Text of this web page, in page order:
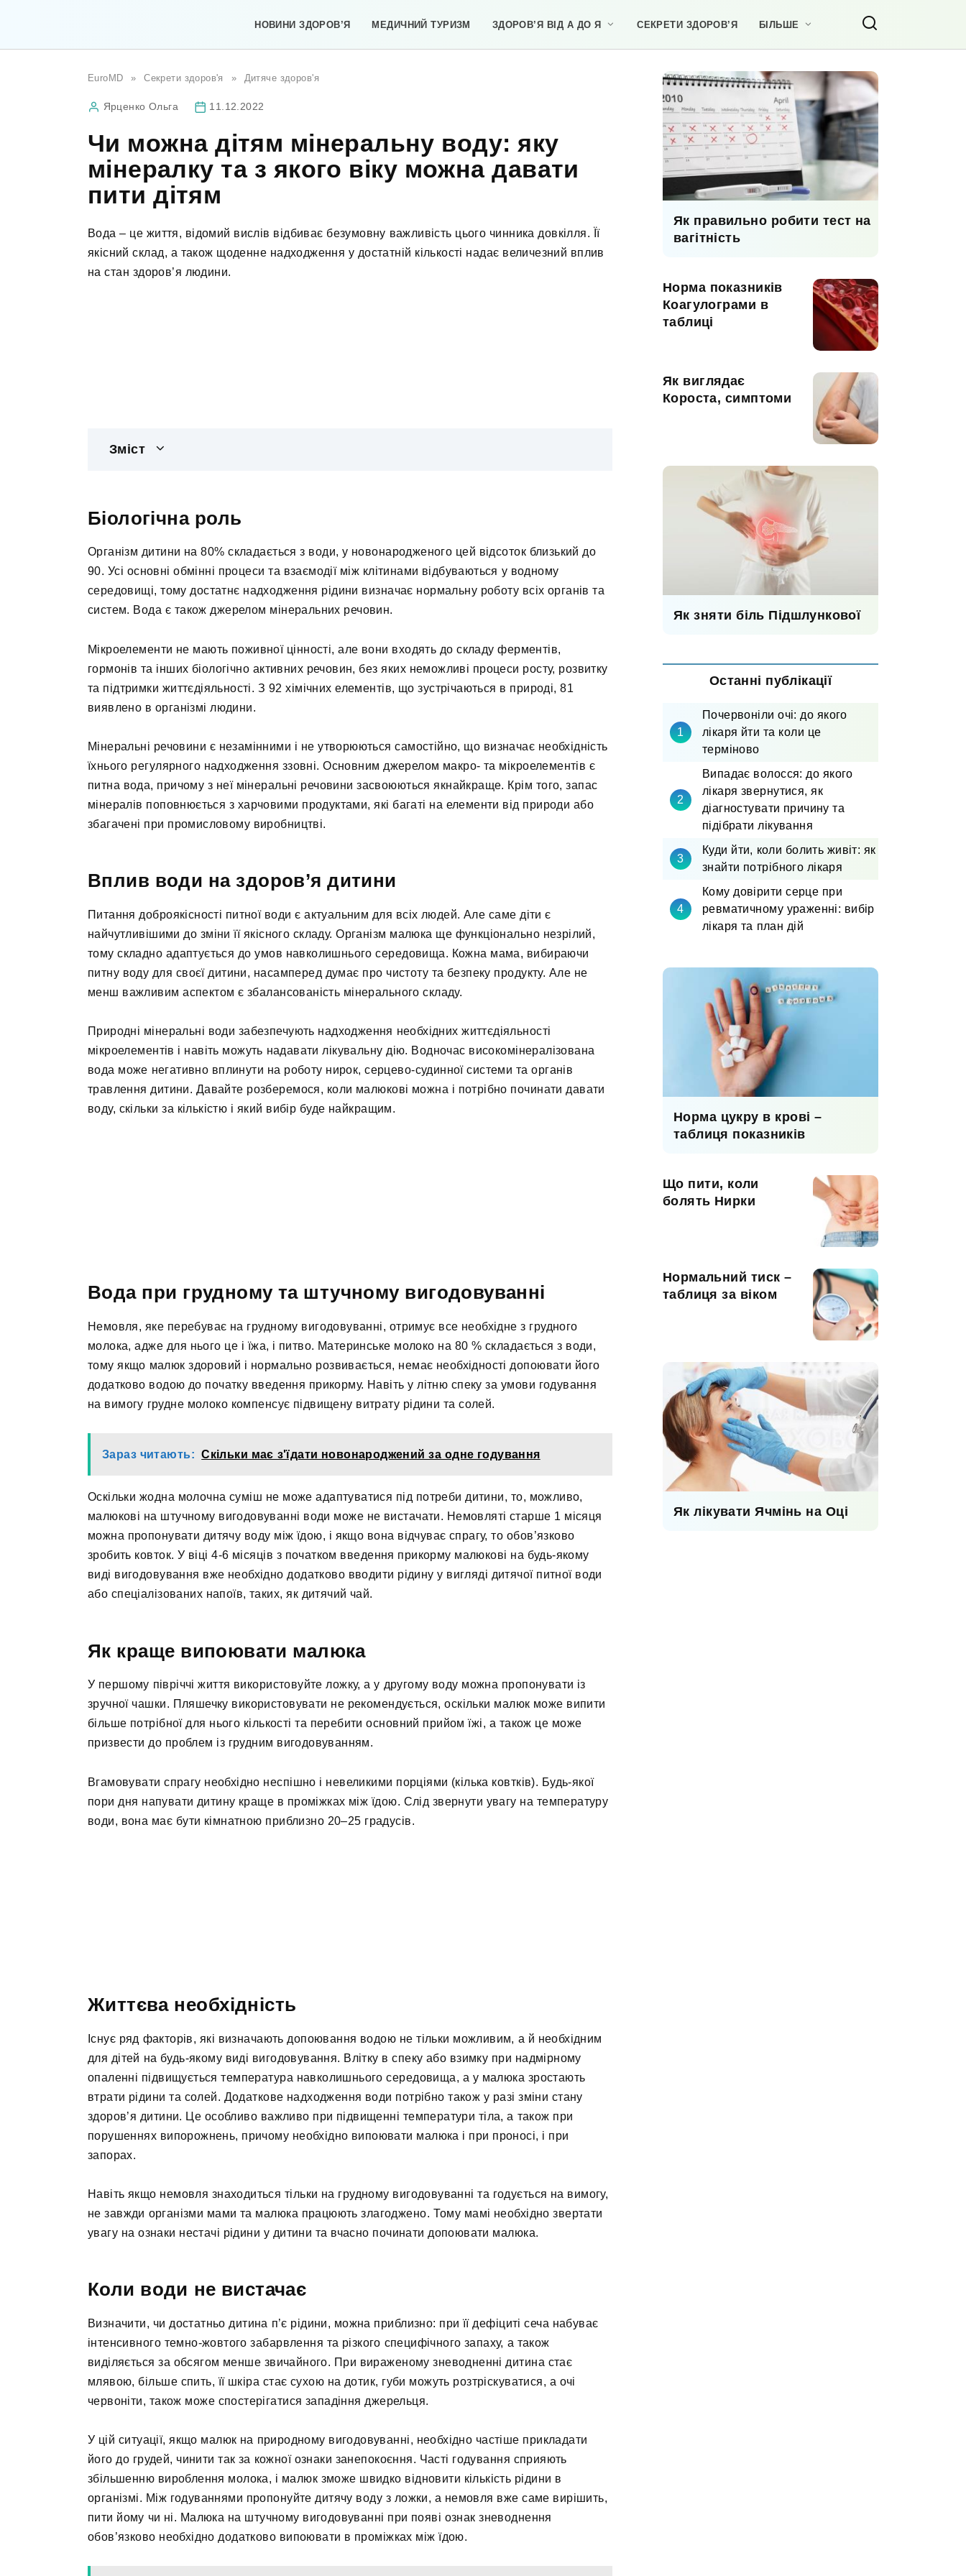
НОВИНИ ЗДОРОВ’Я МЕДИЧНИЙ ТУРИЗМ ЗДОРОВ’Я ВІД А ДО Я СЕКРЕТИ ЗДОРОВ’Я БІЛЬШЕ
EuroMD » Секрети здоров'я » Дитяче здоров'я
Ярценко Ольга 11.12.2022
Чи можна дітям мінеральну воду: яку
мінералку та з якого віку можна давати
пити дітям
Вода – це життя, відомий вислів відбиває безумовну важливість цього чинника довкілля. Її
якісний склад, а також щоденне надходження у достатній кількості надає величезний вплив
на стан здоров’я людини.
Зміст
Біологічна роль
Організм дитини на 80% складається з води, у новонародженого цей відсоток близький до
90. Усі основні обмінні процеси та взаємодії між клітинами відбуваються у водному
середовищі, тому достатнє надходження рідини визначає нормальну роботу всіх органів та
систем. Вода є також джерелом мінеральних речовин.
Мікроелементи не мають поживної цінності, але вони входять до складу ферментів,
гормонів та інших біологічно активних речовин, без яких неможливі процеси росту, розвитку
та підтримки життєдіяльності. З 92 хімічних елементів, що зустрічаються в природі, 81
виявлено в організмі людини.
Мінеральні речовини є незамінними і не утворюються самостійно, що визначає необхідність
їхнього регулярного надходження ззовні. Основним джерелом макро- та мікроелементів є
питна вода, причому з неї мінеральні речовини засвоюються якнайкраще. Крім того, запас
мінералів поповнюється з харчовими продуктами, які багаті на елементи від природи або
збагачені при промисловому виробництві.
Вплив води на здоров’я дитини
Питання доброякісності питної води є актуальним для всіх людей. Але саме діти є
найчутливішими до зміни її якісного складу. Організм малюка ще функціонально незрілий,
тому складно адаптується до умов навколишнього середовища. Кожна мама, вибираючи
питну воду для своєї дитини, насамперед думає про чистоту та безпеку продукту. Але не
менш важливим аспектом є збалансованість мінерального складу.
Природні мінеральні води забезпечують надходження необхідних життєдіяльності
мікроелементів і навіть можуть надавати лікувальну дію. Водночас високомінералізована
вода може негативно вплинути на роботу нирок, серцево-судинної системи та органів
травлення дитини. Давайте розберемося, коли малюкові можна і потрібно починати давати
воду, скільки за кількістю і який вибір буде найкращим.
Вода при грудному та штучному вигодовуванні
Немовля, яке перебуває на грудному вигодовуванні, отримує все необхідне з грудного
молока, адже для нього це і їжа, і питво. Материнське молоко на 80 % складається з води,
тому якщо малюк здоровий і нормально розвивається, немає необхідності допоювати його
додатково водою до початку введення прикорму. Навіть у літню спеку за умови годування
на вимогу грудне молоко компенсує підвищену витрату рідини та солей.
Зараз читають: Скільки має з'їдати новонароджений за одне годування
Оскільки жодна молочна суміш не може адаптуватися під потреби дитини, то, можливо,
малюкові на штучному вигодовуванні води може не вистачати. Немовляті старше 1 місяця
можна пропонувати дитячу воду між їдою, і якщо вона відчуває спрагу, то обов’язково
зробить ковток. У віці 4-6 місяців з початком введення прикорму малюкові на будь-якому
виді вигодовування вже необхідно додатково вводити рідину у вигляді дитячої питної води
або спеціалізованих напоїв, таких, як дитячий чай.
Як краще випоювати малюка
У першому півріччі життя використовуйте ложку, а у другому воду можна пропонувати із
зручної чашки. Пляшечку використовувати не рекомендується, оскільки малюк може випити
більше потрібної для нього кількості та перебити основний прийом їжі, а також це може
призвести до проблем із грудним вигодовуванням.
Вгамовувати спрагу необхідно неспішно і невеликими порціями (кілька ковтків). Будь-якої
пори дня напувати дитину краще в проміжках між їдою. Слід звернути увагу на температуру
води, вона має бути кімнатною приблизно 20–25 градусів.
Життєва необхідність
Існує ряд факторів, які визначають допоювання водою не тільки можливим, а й необхідним
для дітей на будь-якому виді вигодовування. Влітку в спеку або взимку при надмірному
опаленні підвищується температура навколишнього середовища, а у малюка зростають
втрати рідини та солей. Додаткове надходження води потрібно також у разі зміни стану
здоров’я дитини. Це особливо важливо при підвищенні температури тіла, а також при
порушеннях випорожнень, причому необхідно випоювати малюка і при проносі, і при
запорах.
Навіть якщо немовля знаходиться тільки на грудному вигодовуванні та годується на вимогу,
не завжди організми мами та малюка працюють злагоджено. Тому мамі необхідно звертати
увагу на ознаки нестачі рідини у дитини та вчасно починати допоювати малюка.
Коли води не вистачає
Визначити, чи достатньо дитина п’є рідини, можна приблизно: при її дефіциті сеча набуває
інтенсивного темно-жовтого забарвлення та різкого специфічного запаху, а також
виділяється за обсягом менше звичайного. При вираженому зневодненні дитина стає
млявою, більше спить, її шкіра стає сухою на дотик, губи можуть розтріскуватися, а очі
червоніти, також може спостерігатися западіння джерельця.
У цій ситуації, якщо малюк на природному вигодовуванні, необхідно частіше прикладати
його до грудей, чинити так за кожної ознаки занепокоєння. Часті годування сприяють
збільшенню вироблення молока, і малюк зможе швидко відновити кількість рідини в
організмі. Між годуваннями пропонуйте дитячу воду з ложки, а немовля вже саме вирішить,
пити йому чи ні. Малюка на штучному вигодовуванні при появі ознак зневоднення
обов’язково необхідно додатково випоювати в проміжках між їдою.
Як правильно робити тест на
вагітність
Норма показників
Коагулограми в
таблиці
Як виглядає
Короста, симптоми
Як зняти біль Підшлункової
Останні публікації
Почервоніли очі: до якого
лікаря йти та коли це
терміново
Випадає волосся: до якого
лікаря звернутися, як
діагностувати причину та
підібрати лікування
Куди йти, коли болить живіт: як
знайти потрібного лікаря
Кому довірити серце при
ревматичному ураженні: вибір
лікаря та план дій
Норма цукру в крові –
таблиця показників
Що пити, коли
болять Нирки
Нормальний тиск –
таблиця за віком
Як лікувати Ячмінь на Оці